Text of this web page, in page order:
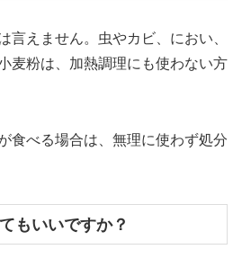
言えません。虫やカビ、におい、
麦粉は、加熱調理にも使わない方
食べる場合は、無理に使わず処分
もいいですか？